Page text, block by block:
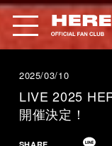
2025/03/10
LIVE 2025
開催決定！